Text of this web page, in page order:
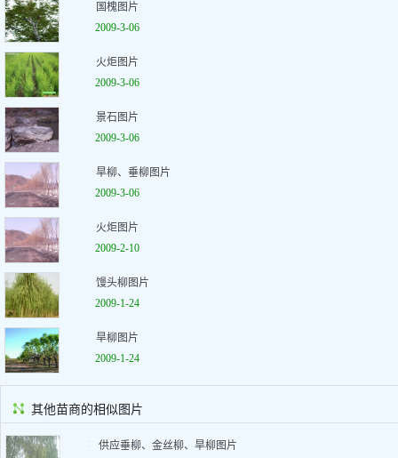
国槐图片
2009-3-06
火炬图片
2009-3-06
景石图片
2009-3-06
旱柳、垂柳图片
2009-3-06
火炬图片
2009-2-10
馒头柳图片
2009-1-24
旱柳图片
2009-1-24
其他苗商的相似图片
供应垂柳、金丝柳、旱柳图片